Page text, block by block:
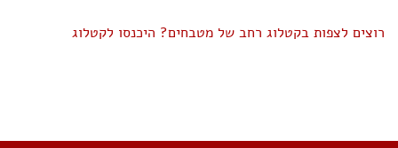
רוצים לצפות בקטלוג רחב של מטבחים? היכנסו לקטלוג